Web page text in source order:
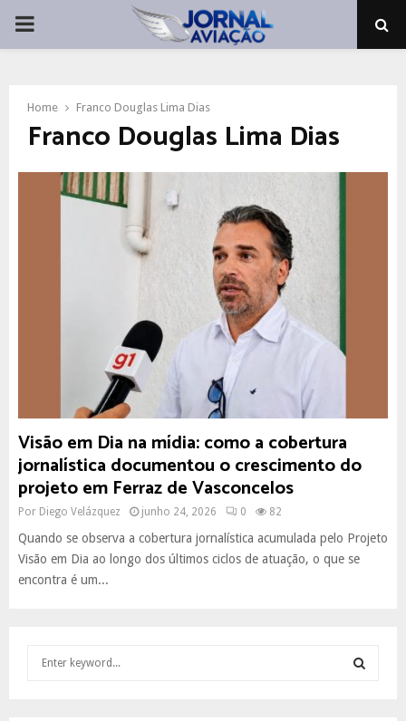
PRIMARY
Home Franco Douglas Lima Dias
Franco Douglas Lima Dias
Visão em Dia na mídia: como a cobertura
jornalística documentou o crescimento do
projeto em Ferraz de Vasconcelos
Por Diego Velázquez junho 24, 2026 0 82
Quando se observa a cobertura jornalística acumulada pelo Projeto
Visão em Dia ao longo dos últimos ciclos de atuação, o que se
encontra é um...